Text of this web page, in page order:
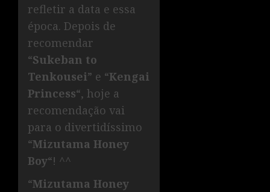
refletir a data e essa
época. Depois de
recomendar
“Sukeban to
Tenkousei” e “Kengai
Princess“, hoje a
recomendação vai
para o divertidíssimo
“Mizutama Honey
Boy“! ^^
“Mizutama Honey